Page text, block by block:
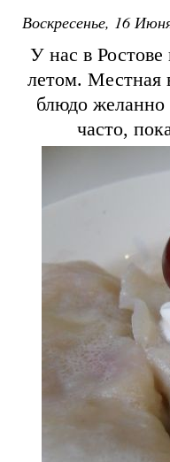
Воскресенье, 16
У нас в
летом. Местная
блюдо
часто,